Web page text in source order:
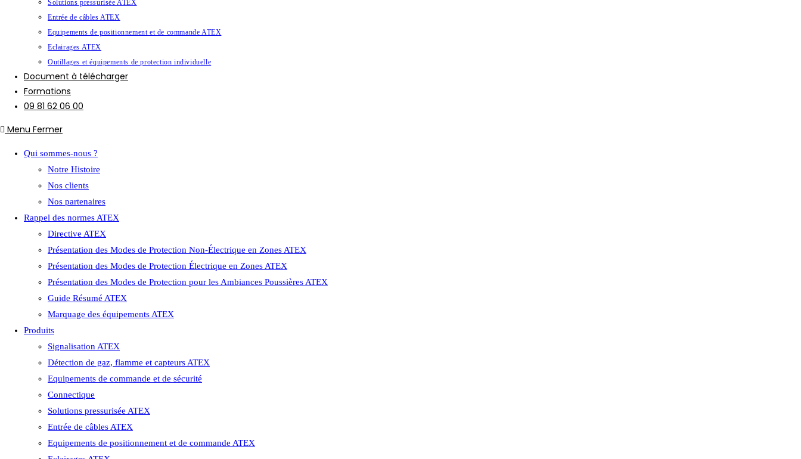
Solutions pressurisée ATEX
Entrée de câbles ATEX
Equipements de positionnement et de commande ATEX
Eclairages ATEX
Outillages et équipements de protection individuelle
Document à télécharger
Formations
09 81 62 06 00
Menu Fermer
Qui sommes-nous ?
Notre Histoire
Nos clients
Nos partenaires
Rappel des normes ATEX
Directive ATEX
Présentation des Modes de Protection Non-Électrique en Zones ATEX
Présentation des Modes de Protection Électrique en Zones ATEX
Présentation des Modes de Protection pour les Ambiances Poussières ATEX
Guide Résumé ATEX
Marquage des équipements ATEX
Produits
Signalisation ATEX
Détection de gaz, flamme et capteurs ATEX
Equipements de commande et de sécurité
Connectique
Solutions pressurisée ATEX
Entrée de câbles ATEX
Equipements de positionnement et de commande ATEX